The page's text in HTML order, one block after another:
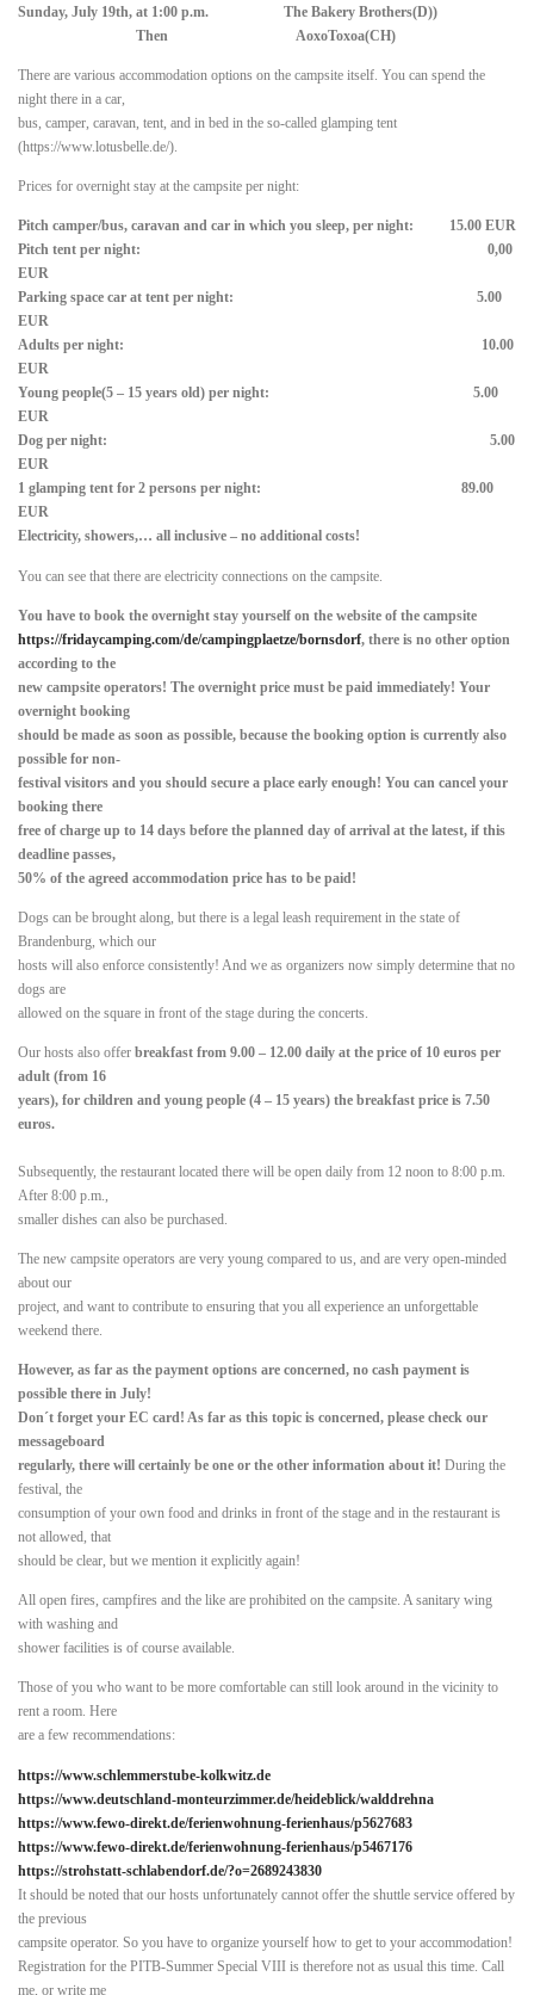
Sunday, July 19th, at 1:00 p.m. The Bakery Brothers(D))
Then AoxoToxoa(CH)
There are various accommodation options on the campsite itself. You can spend the
night there in a car,
bus, camper, caravan, tent, and in bed in the so-called glamping tent
(https://www.lotusbelle.de/).
Prices for overnight stay at the campsite per night:
Pitch camper/bus, caravan and car in which you sleep, per night: 15.00 EUR
Pitch tent per night: 0,00
EUR
Parking space car at tent per night: 5.00
EUR
Adults per night: 10.00
EUR
Young people(5 – 15 years old) per night: 5.00
EUR
Dog per night: 5.00
EUR
1 glamping tent for 2 persons per night: 89.00
EUR
Electricity, showers,… all inclusive – no additional costs!
You can see that there are electricity connections on the campsite.
You have to book the overnight stay yourself on the website of the campsite
https://fridaycamping.com/de/campingplaetze/bornsdorf, there is no other option
according to the
new campsite operators! The overnight price must be paid immediately! Your
overnight booking
should be made as soon as possible, because the booking option is currently also
possible for non-
festival visitors and you should secure a place early enough! You can cancel your
booking there
free of charge up to 14 days before the planned day of arrival at the latest, if this
deadline passes,
50% of the agreed accommodation price has to be paid!
Dogs can be brought along, but there is a legal leash requirement in the state of
Brandenburg, which our
hosts will also enforce consistently! And we as organizers now simply determine that no
dogs are
allowed on the square in front of the stage during the concerts.
Our hosts also offer breakfast from 9.00 – 12.00 daily at the price of 10 euros per
adult (from 16
years), for children and young people (4 – 15 years) the breakfast price is 7.50
euros.
Subsequently, the restaurant located there will be open daily from 12 noon to 8:00 p.m.
After 8:00 p.m.,
smaller dishes can also be purchased.
The new campsite operators are very young compared to us, and are very open-minded
about our
project, and want to contribute to ensuring that you all experience an unforgettable
weekend there.
However, as far as the payment options are concerned, no cash payment is
possible there in July!
Don´t forget your EC card! As far as this topic is concerned, please check our
messageboard
regularly, there will certainly be one or the other information about it! During the
festival, the
consumption of your own food and drinks in front of the stage and in the restaurant is
not allowed, that
should be clear, but we mention it explicitly again!
All open fires, campfires and the like are prohibited on the campsite. A sanitary wing
with washing and
shower facilities is of course available.
Those of you who want to be more comfortable can still look around in the vicinity to
rent a room. Here
are a few recommendations:
https://www.schlemmerstube-kolkwitz.de
https://www.deutschland-monteurzimmer.de/heideblick/walddrehna
https://www.fewo-direkt.de/ferienwohnung-ferienhaus/p5627683
https://www.fewo-direkt.de/ferienwohnung-ferienhaus/p5467176
https://strohstatt-schlabendorf.de/?o=2689243830
It should be noted that our hosts unfortunately cannot offer the shuttle service offered by
the previous
campsite operator. So you have to organize yourself how to get to your accommodation!
Registration for the PITB-Summer Special VIII is therefore not as usual this time. Call
me, or write me